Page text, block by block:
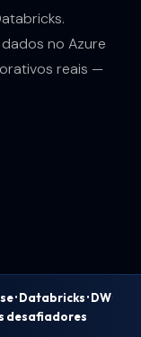
no Azure
reais —
· Databricks · DW·
desafiadores